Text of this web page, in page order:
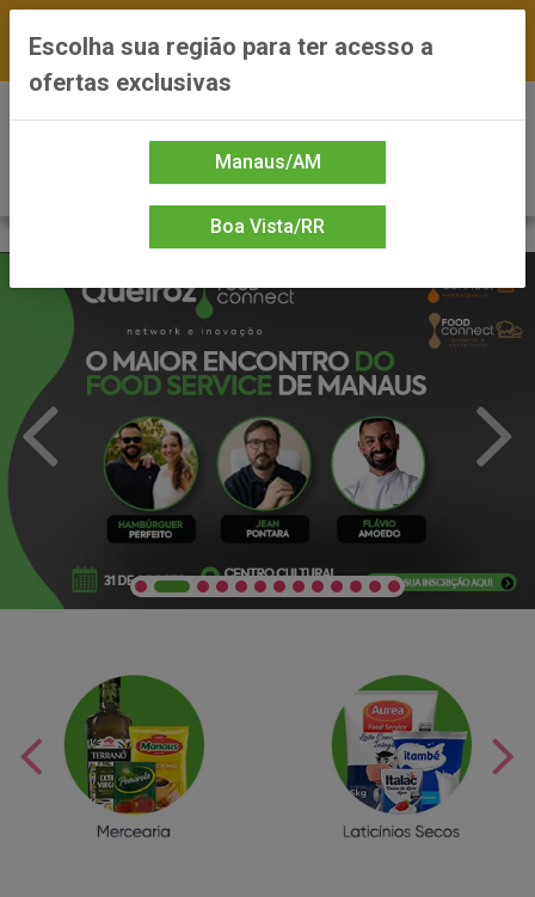
*Preços exclusivos do site — Entrega em até 24h
Escolha sua região para ter acesso a
ofertas exclusivas
Manaus/AM
Boa Vista/RR